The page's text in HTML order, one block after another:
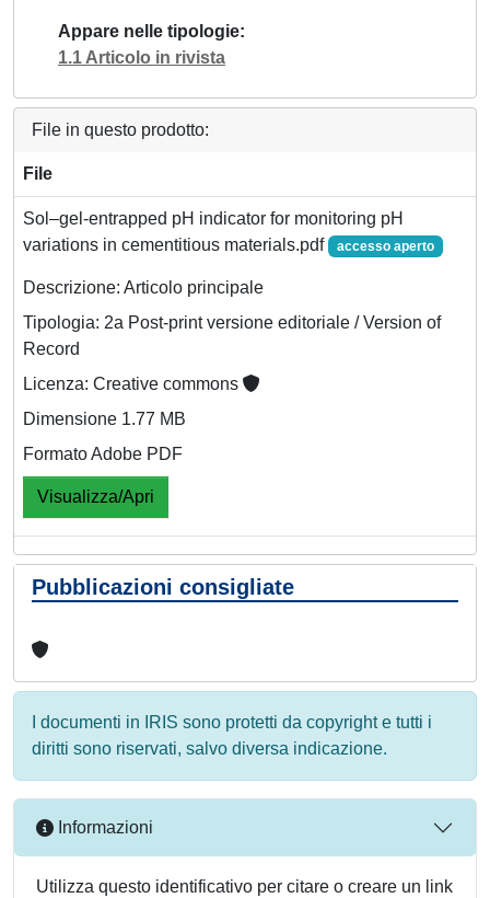
Appare nelle tipologie
1.1 Articolo in rivista
File in questo prodotto:
File
Sol–gel-entrapped pH indicator for monitoring pH
variations in cementitious materials.pdf
accesso aperto
Descrizione: Articolo principale
Tipologia: 2a Post-print versione editoriale / Version of
Record
Licenza: Creative commons
Dimensione 1.77 MB
Formato Adobe PDF
Visualizza/Apri
Pubblicazioni consigliate
I documenti in IRIS sono protetti da copyright e tutti i
diritti sono riservati, salvo diversa indicazione.
Informazioni
Utilizza questo identificativo per citare o creare un link